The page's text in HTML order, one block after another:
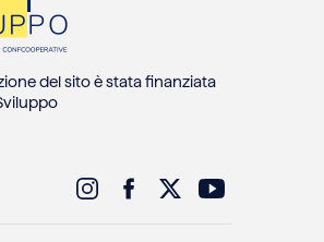
del sito è stata finanziata